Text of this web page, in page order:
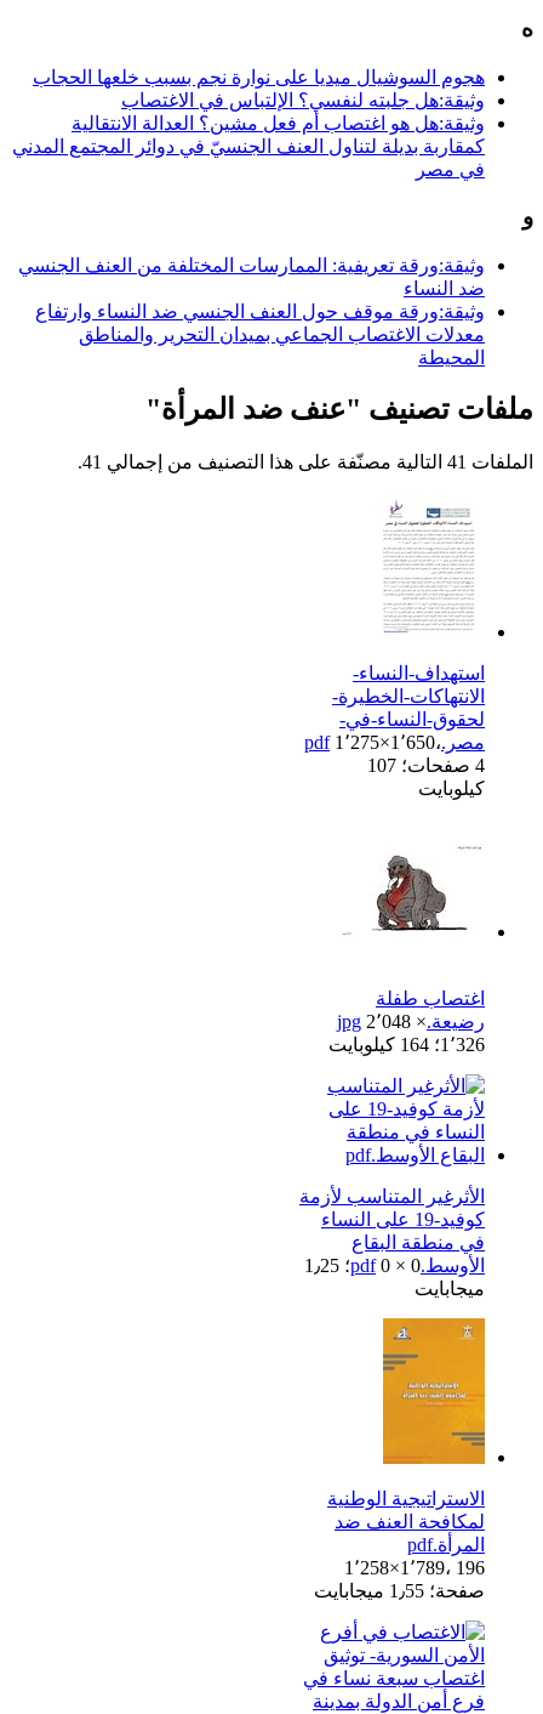
ه
هجوم السوشيال ميديا على نوارة نجم بسبب خلعها الحجاب
وثيقة:هل جلبته لنفسي؟ الإلتباس في الاغتصاب
وثيقة:هل هو اغتصاب أم فعل مشين؟ العدالة الانتقالية
كمقاربة بديلة لتناول العنف الجنسيّ في دوائر المجتمع المدني
في مصر
و
وثيقة:ورقة تعريفية: الممارسات المختلفة من العنف الجنسي
ضد النساء
وثيقة:ورقة موقف حول العنف الجنسي ضد النساء وارتفاع
معدلات الاغتصاب الجماعي بميدان التحرير والمناطق
المحيطة
ملفات تصنيف "عنف ضد المرأة"
الملفات 41 التالية مصنّفة على هذا التصنيف من إجمالي 41.
استهداف-النساء-
الانتهاكات-الخطيرة-
لحقوق-النساء-في-
مصر.pdf1٬275×1٬650،
4 صفحات؛ 107
كيلوبايت
اغتصاب طفلة
رضيعة.jpg2٬048 ×
1٬326؛ 164 كيلوبايت
الأثرغير المتناسب لأزمة
كوفيد-19 على النساء
في منطقة البقاع
الأوسط.pdf
0 × 0؛ 1٫25
ميجابايت
الاستراتيجية الوطنية
لمكافحة العنف ضد
المرأة.pdf
1٬258×1٬789، 196
صفحة؛ 1٫55 ميجابايت